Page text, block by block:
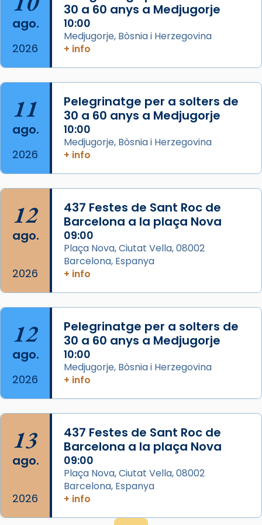
Josep Omella, ha presidit la missa i l’ha
concelebrat el bisbe auxiliar de Barcelona,
Mons. David Abadías.
📸 Dr. G. Simón
Foto
View on Facebook · Share
Arquebisbat de Barcelona
2 weeks ago
Acompanyant la història de sant Cugat, a
partir de l’Edat Mitjana sorgeix la tradició
que les santes Juliana (“relatiu a Júlia”) i
Semproniana (“relatiu a Semprònia =
eterna”) són deixebles seves. I l’any 1667, el
frare Joan Gaspar Roig, afirma en una obra
que les santes són filles de l’antiga Iluro.
Mataró en reivindicarà les relíq
Foto
View on Facebook ·
ago.
2026
30 a 60 anys a Medjugorje
10:00
Medjugorje, Bòsnia i Herzegovina
+ info
11
ago.
2026
Pelegrinatge per a solters de
30 a 60 anys a Medjugorje
10:00
Medjugorje, Bòsnia i Herzegovina
+ info
12
ago.
2026
437 Festes de Sant Roc de
Barcelona a la plaça Nova
09:00
Plaça Nova, Ciutat Vella, 08002
Barcelona, Espanya
+ info
12
ago.
2026
Pelegrinatge per a solters de
30 a 60 anys a Medjugorje
10:00
Medjugorje, Bòsnia i Herzegovina
+ info
13
ago.
2026
437 Festes de Sant Roc de
Barcelona a la plaça Nova
09:00
Plaça Nova, Ciutat Vella, 08002
Barcelona, Espanya
+ info